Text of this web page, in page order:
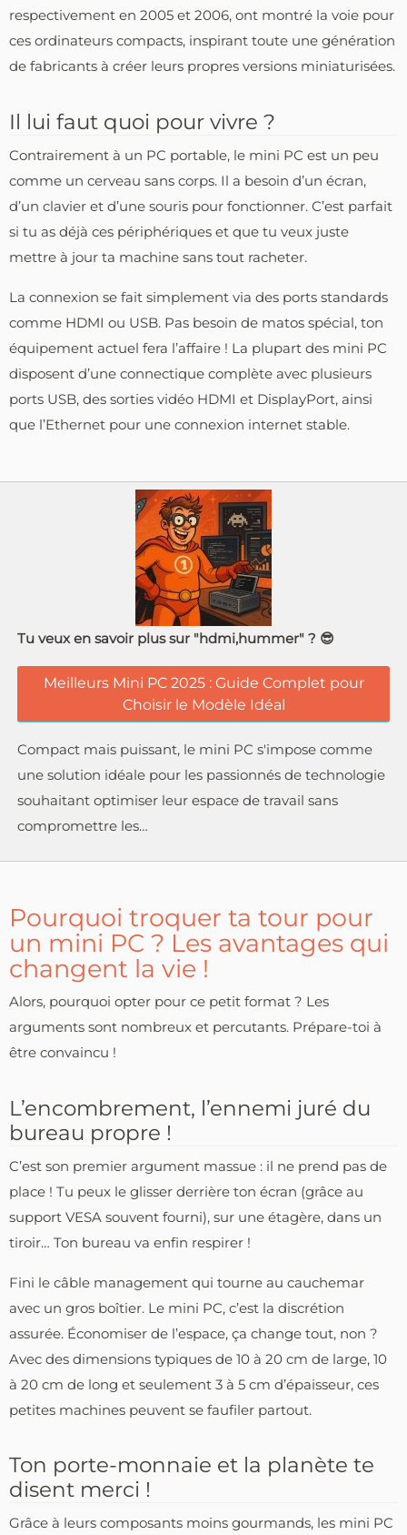
respectivement en 2005 et 2006, ont montré la voie pour
ces ordinateurs compacts, inspirant toute une génération
de fabricants à créer leurs propres versions miniaturisées.
Il lui faut quoi pour vivre ?
Contrairement à un PC portable, le mini PC est un peu
comme un cerveau sans corps. Il a besoin d’un écran,
d’un clavier et d’une souris pour fonctionner. C’est parfait
si tu as déjà ces périphériques et que tu veux juste
mettre à jour ta machine sans tout racheter.
La connexion se fait simplement via des ports standards
comme HDMI ou USB. Pas besoin de matos spécial, ton
équipement actuel fera l’affaire ! La plupart des mini PC
disposent d’une connectique complète avec plusieurs
ports USB, des sorties vidéo HDMI et DisplayPort, ainsi
que l’Ethernet pour une connexion internet stable.
Tu veux en savoir plus sur "hdmi,hummer" ? 😎
Meilleurs Mini PC 2025 : Guide Complet pour
Choisir le Modèle Idéal
Compact mais puissant, le mini PC s'impose comme
une solution idéale pour les passionnés de technologie
souhaitant optimiser leur espace de travail sans
compromettre les…
Pourquoi troquer ta tour pour
un mini PC ? Les avantages qui
changent la vie !
Alors, pourquoi opter pour ce petit format ? Les
arguments sont nombreux et percutants. Prépare-toi à
être convaincu !
L’encombrement, l’ennemi juré du
bureau propre !
C’est son premier argument massue : il ne prend pas de
place ! Tu peux le glisser derrière ton écran (grâce au
support VESA souvent fourni), sur une étagère, dans un
tiroir… Ton bureau va enfin respirer !
Fini le câble management qui tourne au cauchemar
avec un gros boîtier. Le mini PC, c’est la discrétion
assurée. Économiser de l’espace, ça change tout, non ?
Avec des dimensions typiques de 10 à 20 cm de large, 10
à 20 cm de long et seulement 3 à 5 cm d’épaisseur, ces
petites machines peuvent se faufiler partout.
Ton porte-monnaie et la planète te
disent merci !
Grâce à leurs composants moins gourmands, les mini PC